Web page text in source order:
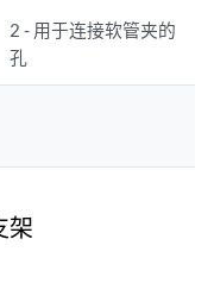
2 - 用于连接软管夹的
孔
架